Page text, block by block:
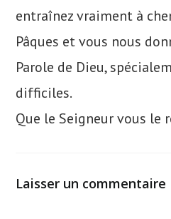
entraînez vraiment à
Pâques et vous nous
Parole de Dieu,
difficiles.
Que le Seigneur vous le
Laisser un commentaire